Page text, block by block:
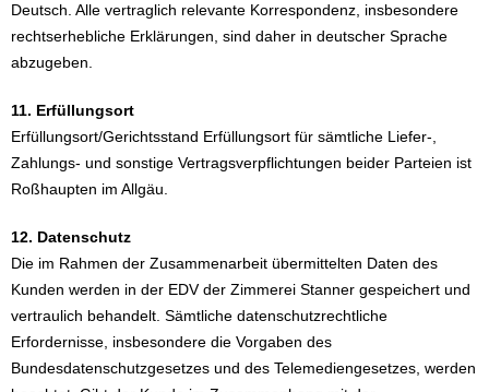
Deutsch. Alle vertraglich relevante Korrespondenz, insbesondere
rechtserhebliche Erklärungen, sind daher in deutscher Sprache
abzugeben.
11. Erfüllungsort
Erfüllungsort/Gerichtsstand Erfüllungsort für sämtliche Liefer-,
Zahlungs- und sonstige Vertragsverpflichtungen beider Parteien ist
Roßhaupten im Allgäu.
12. Datenschutz
Die im Rahmen der Zusammenarbeit übermittelten Daten des
Kunden werden in der EDV der Zimmerei Stanner gespeichert und
vertraulich behandelt. Sämtliche datenschutzrechtliche
Erfordernisse, insbesondere die Vorgaben des
Bundesdatenschutzgesetzes und des Telemediengesetzes, werden